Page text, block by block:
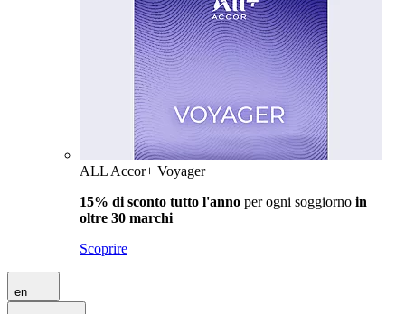
ALL Accor+ Voyager
15% di sconto tutto l'anno per ogni soggiorno in
oltre 30 marchi
Scoprire
en